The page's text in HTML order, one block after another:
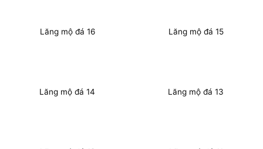
Lăng mộ đá 16 Lăng mộ đá 15
Lăng mộ đá 14 Lăng mộ đá 13